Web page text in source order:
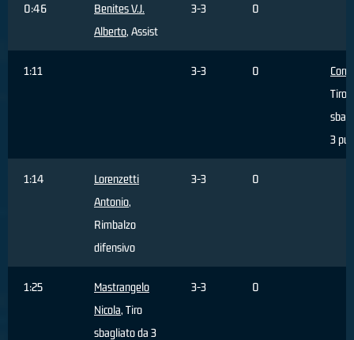
0:46
Benites V.J.
Alberto, Assist
3-3 0
1:11 3-3 0
Tiro
3
1:14
Lorenzetti
Antonio,
Rimbalzo
difensivo
3-3 0
1:25
Mastrangelo
Nicola, Tiro
sbagliato da 3
3-3 0